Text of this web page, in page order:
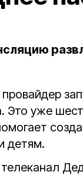
Это уже
детям.